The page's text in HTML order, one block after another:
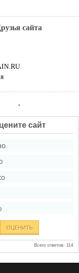
сайта
.
сайт
Всего ответов: 114